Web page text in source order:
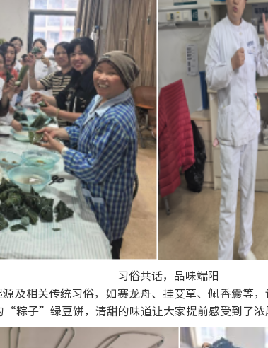
习俗共话，品味端阳
及相关传统习俗，如赛龙舟、挂艾草、佩香囊等
“粽子”绿豆饼，清甜的味道让大家提前感受到了浓